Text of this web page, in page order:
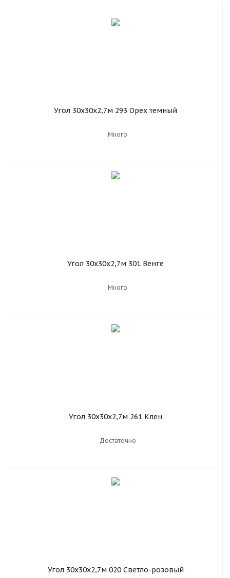
Угол 30х30х2,7м 293 Орех темный
Много
Угол 30х30х2,7м 301 Венге
Много
Угол 30х30х2,7м 261 Клен
Достаточно
Угол 30х30х2,7м 020 Светло-розовый